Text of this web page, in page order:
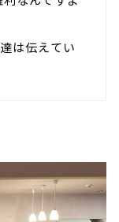
は伝えてい